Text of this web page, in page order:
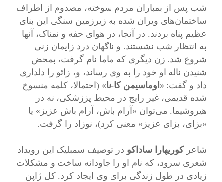
شب پس از بمباران مردم سوخته، مصدوم از اطراف
ساختمان‌های ویران شده به زیرزمین سنگی این بنای
عظیم پناه بردند. در آنجا، در هوای حفه و نمناک، آنها
به انتظار شب نشستند. و ناگهان درد زایمان زنی
شروع شد. زن دیگری که ماما نام گرفت، بمحض
شنیدن ناله او خود را به وی رساند، و، زائو را دلداری
داد و گفت: « اوماسیمن کا-نا» (احتمالا، کلمه منسوخ
شده قدیمی، غیر رایج در محیط پززشکی، نه در
هیروشیما. می‌توان «آرام باش، آرام باش عزیز» یا
«بزای، بزای عزیز» معنی کرد)، نوزاد را گرفت.
شاعرکوریهارا ساداکو در توصیف سمبلیک این رویداد
شعری سرود، که نام او را جاودانه ساخت و مشکلات
زیادی در طول زندگی برای وی ایجاد کرد. کل ژاپن